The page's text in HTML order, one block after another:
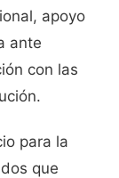
apoyo
ante
con las
para la
que